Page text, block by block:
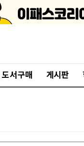
도서구매 게시판